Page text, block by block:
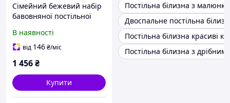
Сімейний бежевий набір
бавовняної постільної
з набивної бязі Gold,
Черешенька
В наявності
від 146₴/міс
1 456₴
Купити
Постільна білизна з
Двоспальне постільна
Постільна білизна красиві
Постільна білизна з